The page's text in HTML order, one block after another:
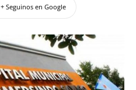
+ Seguinos en Google